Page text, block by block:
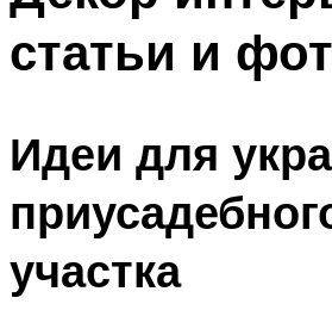
статьи и
Идеи для
участка